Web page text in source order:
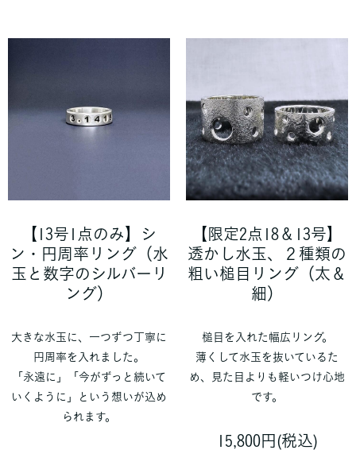
【13号1点のみ】シ
ン・円周率リング（水
玉と数字のシルバーリ
ング）
大きな水玉に、一つずつ丁寧に
円周率を入れました。
「永遠に」「今がずっと続いて
いくように」という想いが込め
られます。
【限定2点18＆13号】
透かし水玉、２種類の
粗い槌目リング（太＆
細）
槌目を入れた幅広リング。
薄くして水玉を抜いているた
め、見た目よりも軽いつけ心地
です。
15,800円(税込)